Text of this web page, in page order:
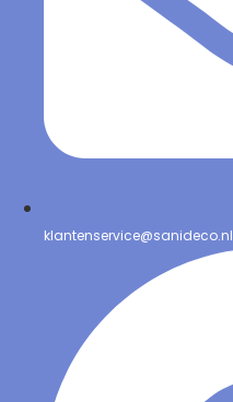
klantenservice@sanideco.nl